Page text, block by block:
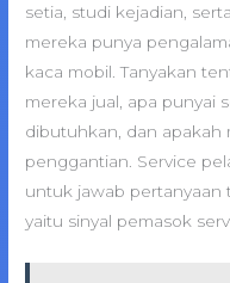
setia, studi kejadian,
mereka punya
kaca mobil. Tanyakan
mereka jual, apa punyai
dibutuhkan, dan apakah
penggantian. Service
untuk jawab pertanyaan
yaitu sinyal pemasok